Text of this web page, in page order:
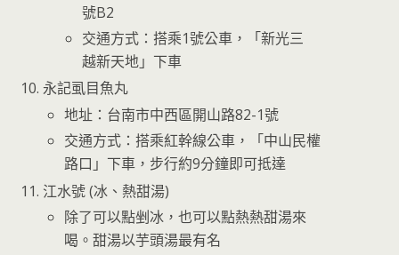
號B2
交通方式：搭乘1號公車，「新光三
越新天地」下車
永記虱目魚丸
地址：台南市中西區開山路82-1號
交通方式：搭乘紅幹線公車，「中山民權
路口」下車，步行約9分鐘即可抵達
江水號 (冰、熱甜湯)
除了可以點剉冰，也可以點熱熱甜湯來
喝。甜湯以芋頭湯最有名